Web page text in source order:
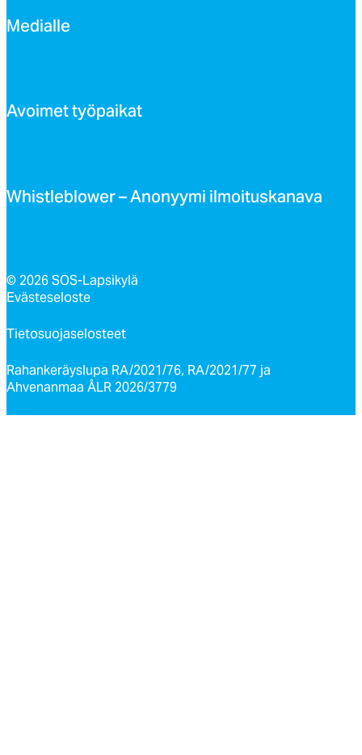
Me­dial­le
Avoi­met työ­pai­kat
Whist­leb­lo­wer – Ano­nyy­mi il­moi­tus­ka­na­va
© 2026 SOS-Lapsikylä
Evästeseloste
Tietosuojaselosteet
Rahankeräyslupa RA/2021/76, RA/2021/77 ja
Ahvenanmaa ÅLR 2026/3779